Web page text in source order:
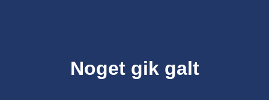
Noget gik galt